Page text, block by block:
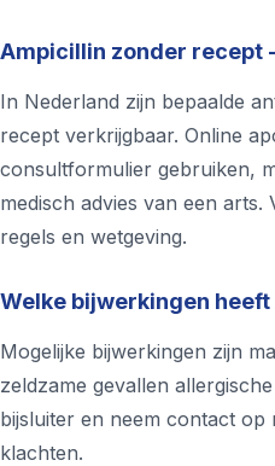
Ampicillin zonder recept
In Nederland zijn bepaalde
recept verkrijgbaar. Online
consultformulier gebruiken,
medisch advies van een arts.
regels en wetgeving.
Welke bijwerkingen
Mogelijke bijwerkingen zijn
zeldzame gevallen
bijsluiter en neem contact op
klachten.